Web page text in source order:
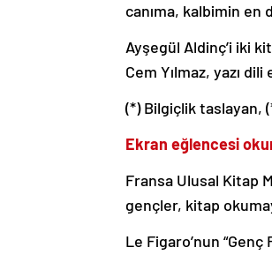
canıma, kalbimin
Ayşegül Aldinç’i iki
Cem Yılmaz, yazı
(*) Bilgiçlik taslayan,
Ekran eğlencesi
Fransa Ulusal Kitap
gençler, kitap
Le Figaro’nun